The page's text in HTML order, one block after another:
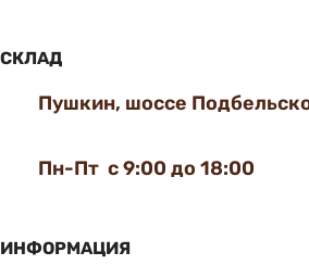
СКЛАД
Пушкин, шоссе
Пн-Пт с 9:00 до 18:00
ИНФОРМАЦИЯ